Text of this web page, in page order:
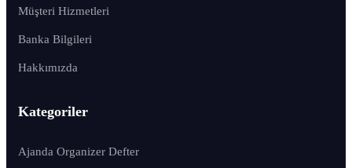
Müşteri Hizmetleri
Banka Bilgileri
Hakkımızda
Kategoriler
Ajanda Organizer Defter